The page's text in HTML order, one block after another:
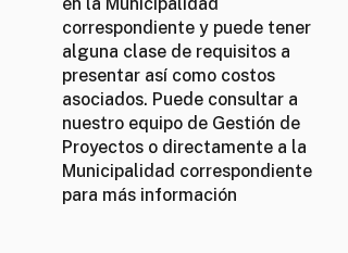
correspondiente y puede tener
alguna clase de requisitos a
presentar así como costos
asociados. Puede consultar a
nuestro equipo de Gestión de
Proyectos o directamente a la
Municipalidad correspondiente
para más información